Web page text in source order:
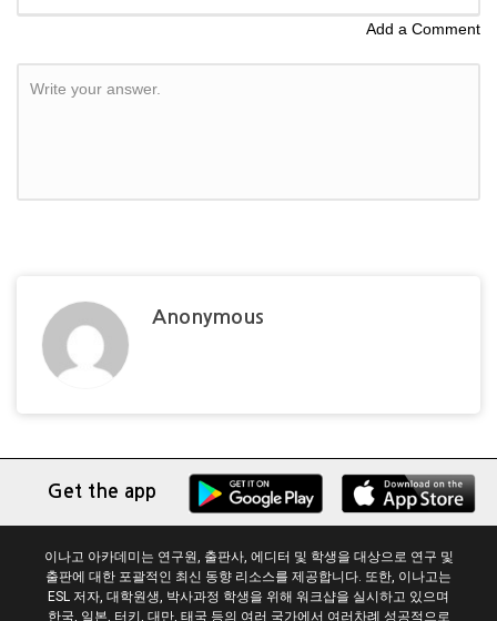
Add a Comment
Write your answer.
Anonymous
Get the app
이나고 아카데미는 연구원, 출판사, 에디터 및 학생을 대상으로 연구 및
출판에 대한 포괄적인 최신 동향 리소스를 제공합니다. 또한, 이나고는
ESL 저자, 대학원생, 박사과정 학생을 위해 워크샵을 실시하고 있으며
한국, 일본, 터키, 대만, 태국 등의 여러 국가에서 여러차례 성공적으로